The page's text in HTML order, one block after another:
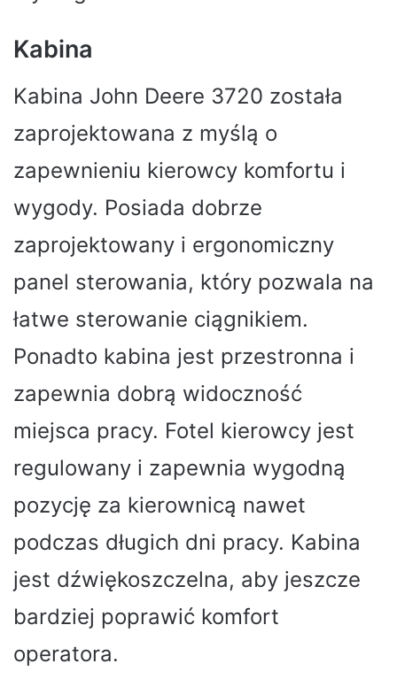
Kabina
Kabina John Deere 3720 została
zaprojektowana z myślą o
zapewnieniu kierowcy komfortu i
wygody. Posiada dobrze
zaprojektowany i ergonomiczny
panel sterowania, który pozwala na
łatwe sterowanie ciągnikiem.
Ponadto kabina jest przestronna i
zapewnia dobrą widoczność
miejsca pracy. Fotel kierowcy jest
regulowany i zapewnia wygodną
pozycję za kierownicą nawet
podczas długich dni pracy. Kabina
jest dźwiękoszczelna, aby jeszcze
bardziej poprawić komfort
operatora.